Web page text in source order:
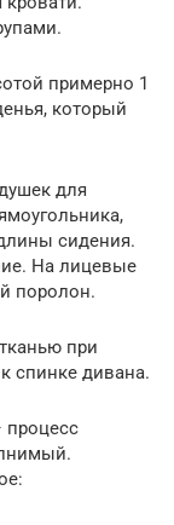
примерно 1
который
для
сидения.
На лицевые
поролон.
при
спинке дивана.
процесс